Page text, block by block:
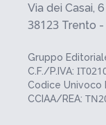
Via dei Casai, 6
38123 Trento -
Gruppo
C.F./P.IVA:
Codice Univoco
CCIAA/REA: